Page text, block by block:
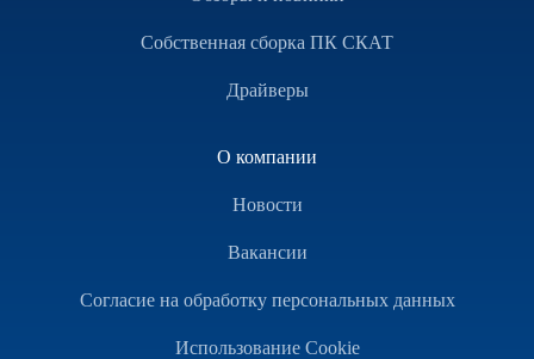
Собственная сборка ПК СКАТ
Драйверы
О компании
Новости
Вакансии
Согласие на обработку персональных данных
Использование Cookie